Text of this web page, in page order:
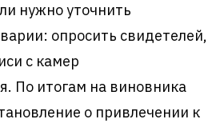
нужно уточнить
опросить свидетелей,
с камер
По итогам на виновника
о привлечении к